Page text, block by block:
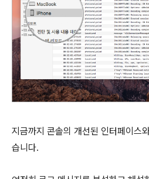
지금까지 콘솔의 개선된 인터페이스
습니다.